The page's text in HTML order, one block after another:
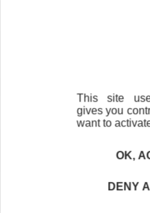
Vous souhaitez aider
Devenez parrain ou
This site
gives you
want to
OK,
DENY